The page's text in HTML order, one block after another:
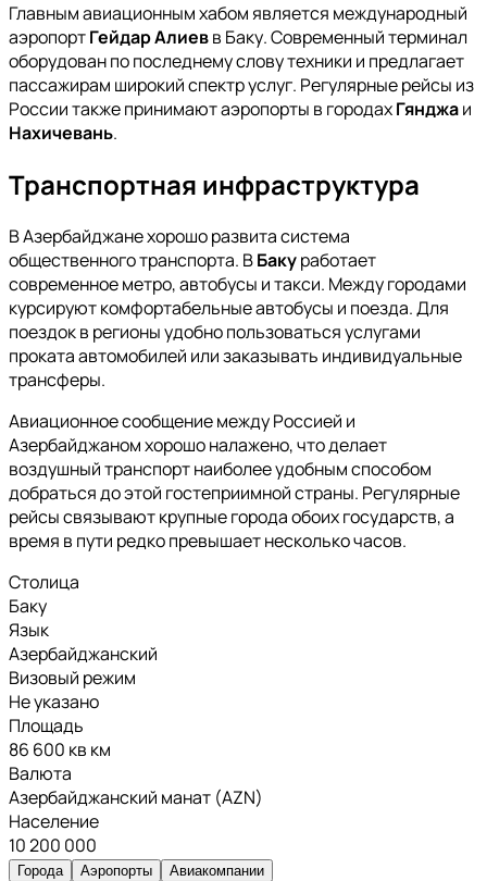
Главным авиационным хабом является международный
аэропортГейдар Алиевв Баку. Современный терминал
оборудован по последнему слову техники и предлагает
пассажирам широкий спектр услуг. Регулярные рейсы из
России также принимают аэропорты в городахГянджаи
Нахичевань.
Транспортная инфраструктура
В Азербайджане хорошо развита система
общественного транспорта. ВБакуработает
современное метро, автобусы и такси. Между городами
курсируют комфортабельные автобусы и поезда. Для
поездок в регионы удобно пользоваться услугами
проката автомобилей или заказывать индивидуальные
трансферы.
Авиационное сообщение между Россией и
Азербайджаном хорошо налажено, что делает
воздушный транспорт наиболее удобным способом
добраться до этой гостеприимной страны. Регулярные
рейсы связывают крупные города обоих государств, а
время в пути редко превышает несколько часов.
Столица
Баку
Язык
Азербайджанский
Визовый режим
Не указано
Площадь
86 600 кв км
Валюта
Азербайджанский манат (AZN)
Население
10 200 000
Города Аэропорты Авиакомпании